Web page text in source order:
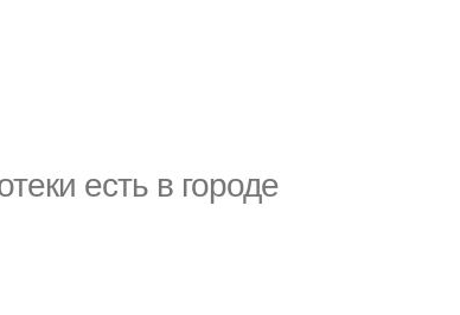
есть в городе